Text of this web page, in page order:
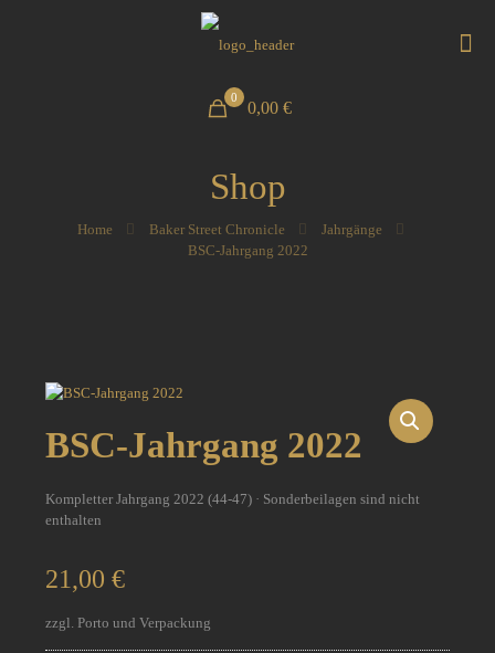
0
0,00 €
Shop
Home Baker Street Chronicle
Jahrgänge
BSC-Jahrgang 2022
BSC-Jahrgang 2022
Kompletter Jahrgang 2022 (44-47) · Sonderbeilagen sind nicht
enthalten
21,00 €
zzgl. Porto und Verpackung